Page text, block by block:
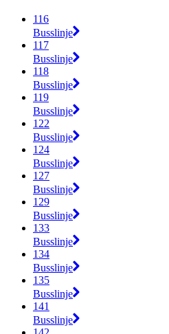
116
Busslinje
117
Busslinje
118
Busslinje
119
Busslinje
122
Busslinje
124
Busslinje
127
Busslinje
129
Busslinje
133
Busslinje
134
Busslinje
135
Busslinje
141
Busslinje